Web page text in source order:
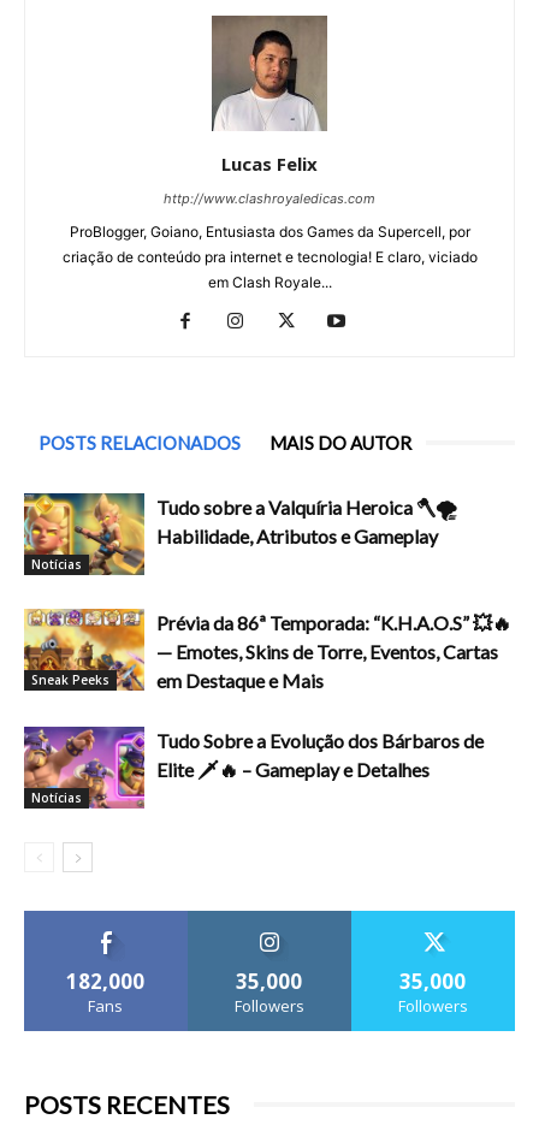
Lucas Felix
http://www.clashroyaledicas.com
ProBlogger, Goiano, Entusiasta dos Games da Supercell, por
criação de conteúdo pra internet e tecnologia! E claro, viciado
em Clash Royale...
POSTS RELACIONADOS MAIS DO AUTOR
Notícias
Tudo sobre a Valquíria Heroica 🪓🌪️
Habilidade, Atributos e Gameplay
Sneak Peeks
Prévia da 86ª Temporada: “K.H.A.O.S” 💥🔥
— Emotes, Skins de Torre, Eventos, Cartas
em Destaque e Mais
Notícias
Tudo Sobre a Evolução dos Bárbaros de
Elite 🗡️🔥 – Gameplay e Detalhes
182,000
Fans
35,000
Followers
35,000
Followers
POSTS RECENTES